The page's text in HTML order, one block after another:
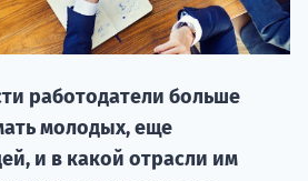
работодатели больше
молодых, еще
и в какой отрасли им